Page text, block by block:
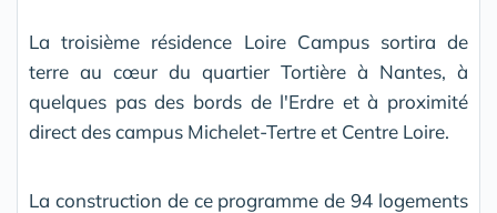
La troisième résidence Loire Campus sortira de
terre au cœur du quartier Tortière à Nantes, à
quelques pas des bords de l'Erdre et à proximité
direct des campus Michelet-Tertre et Centre Loire.
La construction de ce programme de 94 logements